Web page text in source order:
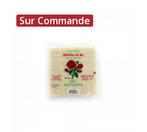
Sur Commande